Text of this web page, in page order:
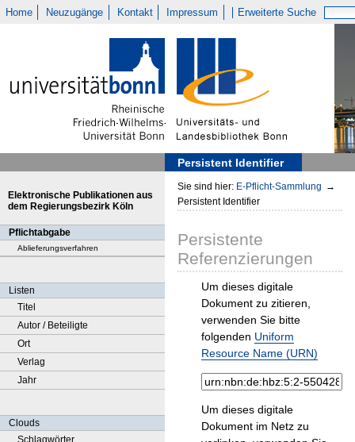
Home Neuzugänge Kontakt Impressum Erweiterte Suche
Persistent Identifier
Elektronische Publikationen aus
dem Regierungsbezirk Köln
Pflichtabgabe
Ablieferungsverfahren
Listen
Titel
Autor / Beteiligte
Ort
Verlag
Jahr
Clouds
Schlagwörter
Sie sind hier: E-Pflicht-Sammlung →
Persistent Identifier
Persistente
Referenzierungen
Um dieses digitale
Dokument zu zitieren,
verwenden Sie bitte
folgenden Uniform
Resource Name (URN)
Um dieses digitale
Dokument im Netz zu